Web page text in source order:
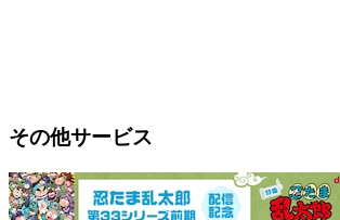
その他サービス